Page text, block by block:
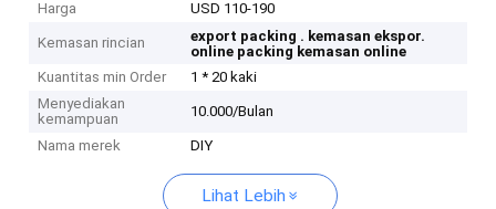
Harga
USD 110-190
Kemasan rincian export packing . kemasan ekspor.
online packing kemasan online
Kuantitas min Order
1 * 20 kaki
Menyediakan
kemampuan
10.000/Bulan
Nama merek DIY
Lihat Lebih